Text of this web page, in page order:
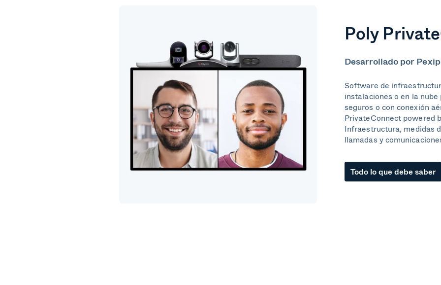
Poly
Desarrollado por Pexip
Software de
instalaciones o en la
seguros o con conexión
PrivateConnect powered
Infraestructura, medidas
llamadas y
Todo lo que debe saber